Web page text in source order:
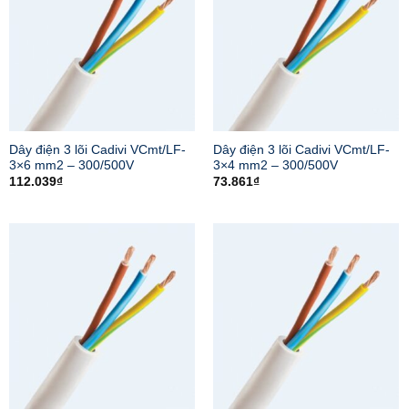
Dây điện 3 lõi Cadivi VCmt/LF-
3×6 mm2 – 300/500V
112.039₫
Dây điện 3 lõi Cadivi VCmt/LF-
3×4 mm2 – 300/500V
73.861₫